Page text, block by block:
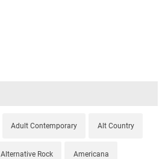
Adult Contemporary Alt Country
Alternative Rock Americana